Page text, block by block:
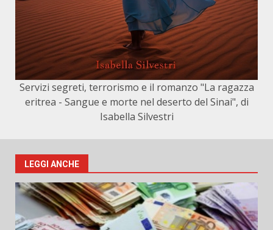
Servizi segreti, terrorismo e il romanzo "La ragazza
eritrea - Sangue e morte nel deserto del Sinai", di
Isabella Silvestri
LEGGI ANCHE